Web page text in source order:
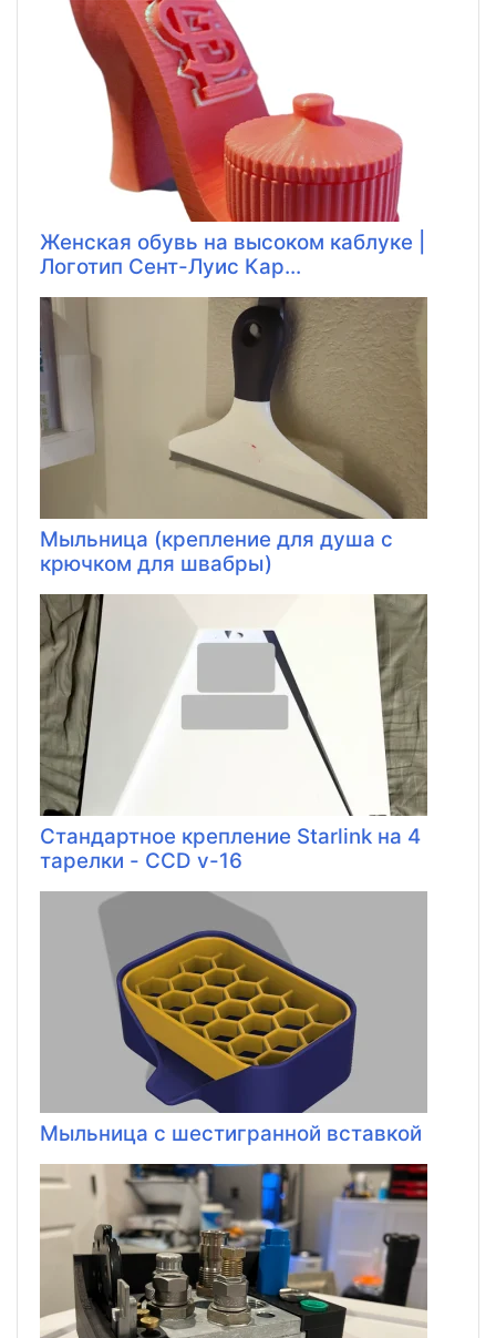
Женская обувь на высоком каблуке |
Логотип Сент-Луис Кар...
Мыльница (крепление для душа с
крючком для швабры)
Стандартное крепление Starlink на 4
тарелки - CCD v-16
Мыльница с шестигранной вставкой